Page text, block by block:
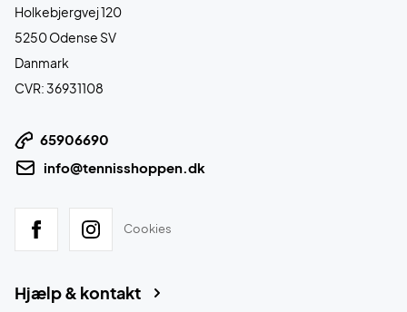
Holkebjergvej 120
5250 Odense SV
Danmark
CVR: 36931108
65906690
info@tennisshoppen.dk
Cookies
Hjælp & kontakt